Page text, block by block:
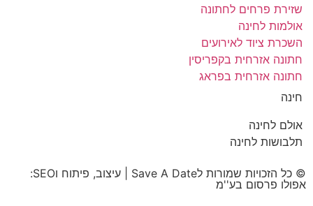
שזירת פרחים לחתונה
אולמות לחינה
השכרת ציוד לאירועים
חתונה אזרחית בקפריסין
חתונה אזרחית בפראג
חינה
אולם לחינה
תלבושות לחינה
© כל הזכויות שמורות לSave A Date | עיצוב, פיתוח וSEO:
אפולו פרסום בע''מ